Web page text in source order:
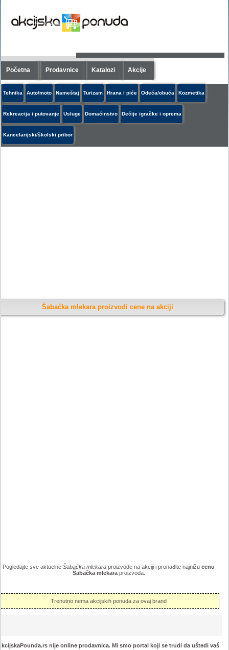
Početna Prodavnice Katalozi Akcije
Tehnika Auto/moto Nameštaj Turizam Hrana i piće Odeća/obuća Kozmetika
Rekreacija i putovanje Usluge Domaćinstvo Dečije igračke i oprema
Kancelarijski/školski pribor
Šabačka mlekara proizvodi cene na akciji
Pogledajte sve aktuelneŠabačka mlekara proizvode na akciji i pronađite najnižucenu
Šabačka mlekaraproizvoda.
Trenutno nema akcijskih ponuda za ovaj brand
nije online prodavnica. Mi smo portal koji se trudi da uštedi vaš